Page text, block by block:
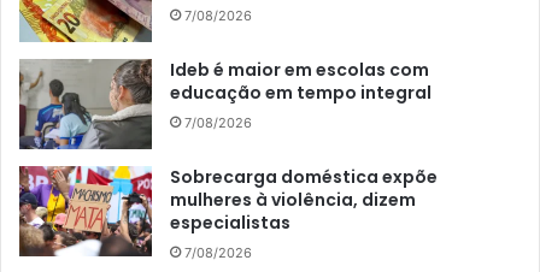
7/08/2026
Ideb é maior em escolas com
educação em tempo integral
7/08/2026
Sobrecarga doméstica expõe
mulheres à violência, dizem
especialistas
7/08/2026